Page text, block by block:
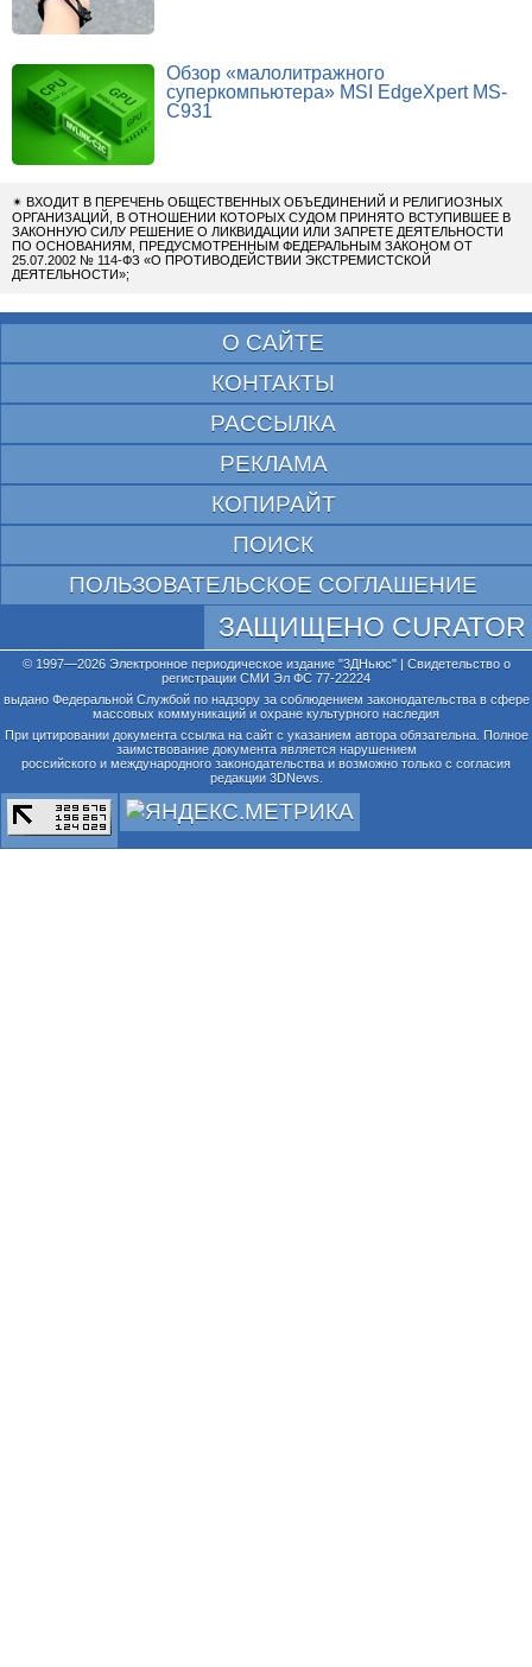
Обзор «малолитражного
суперкомпьютера» MSI EdgeXpert MS-
C931
✴ ВХОДИТ В ПЕРЕЧЕНЬ ОБЩЕСТВЕННЫХ ОБЪЕДИНЕНИЙ И РЕЛИГИОЗНЫХ
ОРГАНИЗАЦИЙ, В ОТНОШЕНИИ КОТОРЫХ СУДОМ ПРИНЯТО ВСТУПИВШЕЕ В
ЗАКОННУЮ СИЛУ РЕШЕНИЕ О ЛИКВИДАЦИИ ИЛИ ЗАПРЕТЕ ДЕЯТЕЛЬНОСТИ
ПО ОСНОВАНИЯМ, ПРЕДУСМОТРЕННЫМ ФЕДЕРАЛЬНЫМ ЗАКОНОМ ОТ
25.07.2002 № 114-ФЗ «О ПРОТИВОДЕЙСТВИИ ЭКСТРЕМИСТСКОЙ
ДЕЯТЕЛЬНОСТИ»;
О САЙТЕ
КОНТАКТЫ
РАССЫЛКА
РЕКЛАМА
КОПИРАЙТ
ПОИСК
ПОЛЬЗОВАТЕЛЬСКОЕ СОГЛАШЕНИЕ
ЗАЩИЩЕНО CURATOR
© 1997—2026 Электронное периодическое издание "3ДНьюс" | Свидетельство о
регистрации СМИ Эл ФС 77-22224
выдано Федеральной Службой по надзору за соблюдением законодательства в сфере
массовых коммуникаций и охране культурного наследия
При цитировании документа ссылка на сайт с указанием автора обязательна. Полное
заимствование документа является нарушением
российского и международного законодательства и возможно только с согласия
редакции 3DNews.